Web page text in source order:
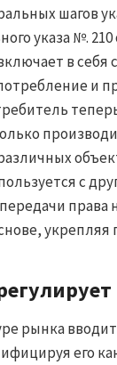
шагов
указа №.
в себя
и
с
укрепляя
рынка
его